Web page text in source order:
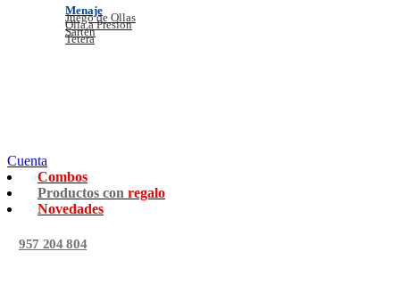
Menaje
Juego de Ollas
Olla a Presion
Sartén
Tetera
Cuenta
Combos
Productos con regalo
Novedades
957 204 804